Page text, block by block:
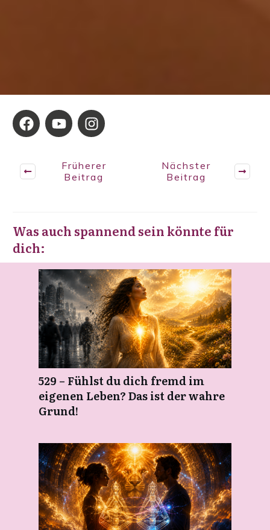
Früherer
Beitrag
Nächster
Beitrag
Was auch spannend sein könnte für
dich:
529 – Fühlst du dich fremd im
eigenen Leben? Das ist der wahre
Grund!